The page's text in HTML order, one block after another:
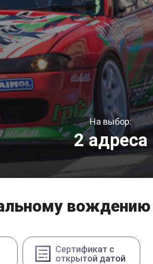
На выбор:
2 адреса
вождению
Сертификат с
открытой датой